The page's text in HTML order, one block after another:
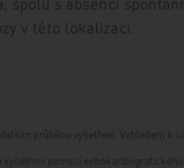
v této lokalizaci.
průběhu vyšetření. Vzhledem k
vyšetření pomocí